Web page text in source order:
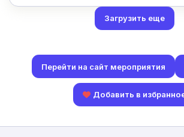
Загрузить еще
Перейти на сайт мероприятия
Добавить в